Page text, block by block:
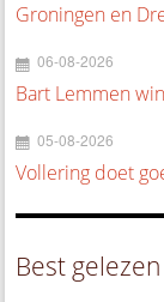
Groningen en
06-08-2026
Bart Lemmen
05-08-2026
Vollering doet
Best gelezen